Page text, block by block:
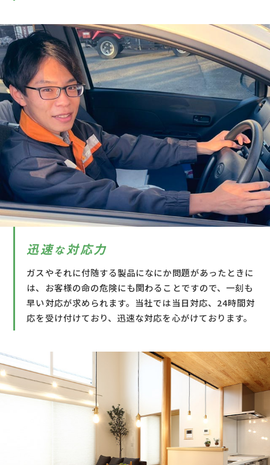
迅速な対応力
ガスやそれに付随する製品になにか問題があったときに
は、お客様の命の危険にも関わることですので、一刻も
早い対応が求められます。当社では当日対応、24時間対
応を受け付けており、迅速な対応を心がけております。